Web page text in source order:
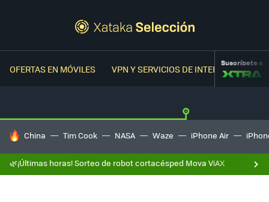
OFERTAS EN MÓVILES VPN Y SERVICIOS DE INTERNETSuscríbete a
HOY SE HABLA DE
China Tim Cook NASA Waze iPhone Air
🌿¡Últimas horas! Sorteo de robot cortacésped Mova ViAX